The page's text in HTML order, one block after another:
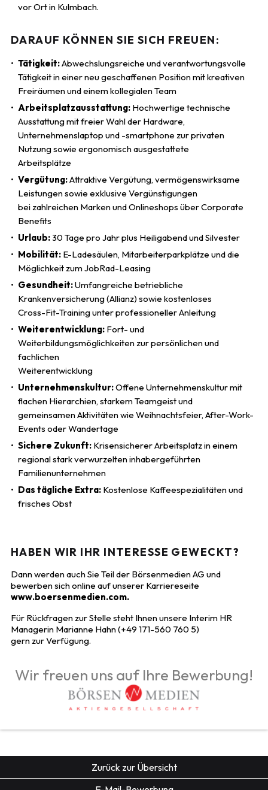
vor Ort in Kulmbach.
DARAUF KÖNNEN SIE SICH FREUEN:
Tätigkeit:Abwechslungsreiche und verantwortungsvolle
Tätigkeit in einer neu geschaffenen Position mit kreativen
Freiräumen und einem kollegialen Team
Arbeitsplatzausstattung:Hochwertige technische
Ausstattung mit freier Wahl der Hardware,
Unternehmenslaptop und ­-smartphone zur privaten
Nutzung sowie ergonomisch ausgestattete
Arbeitsplätze
Vergütung:Attraktive Vergütung, vermögenswirksame
Leistungen sowie exklusive Vergünstigungen
bei zahlreichen Marken und Onlineshops über Corporate
Benefits
Urlaub:30 Tage pro Jahr plus Heiligabend und Silvester
Mobilität:E­-Ladesäulen, Mitarbeiterparkplätze und die
Möglichkeit zum JobRad­-Leasing
Gesundheit:Umfangreiche betriebliche
Krankenversicherung (Allianz) sowie kostenloses
Cross-Fit-Training unter professioneller Anleitung
Weiterentwicklung:Fort- und
Weiterbildungsmöglichkeiten zur persönlichen und
fachlichen
Weiterentwicklung
Unternehmenskultur:Offene Unternehmenskultur mit
flachen Hierarchien, starkem Teamgeist und
gemeinsamen Aktivitäten wie Weihnachtsfeier, After-Work-
Events oder Wandertage
Sichere Zukunft:Krisensicherer Arbeitsplatz in einem
regional stark verwurzelten inhabergeführten
Familienunternehmen
Das tägliche Extra:Kostenlose Kaffeespezialitäten und
frisches Obst
HABEN WIR IHR INTERESSE GEWECKT?
Dann werden auch Sie Teil der Börsenmedien AG und
bewerben sich online auf unserer Karriereseite
www.boersenmedien.com.
Für Rückfragen zur Stelle steht Ihnen unsere Interim HR
Managerin Marianne Hahn (+49 171-560 760 5)
gern zur Verfügung.
Wir freuen uns auf Ihre Bewerbung!
Zurück zur Übersicht